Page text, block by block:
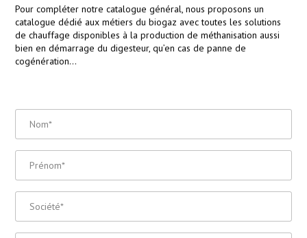
Pour compléter notre catalogue général, nous proposons un
catalogue dédié aux métiers du biogaz avec toutes les solutions
de chauffage disponibles à la production de méthanisation aussi
bien en démarrage du digesteur, qu’en cas de panne de
cogénération…